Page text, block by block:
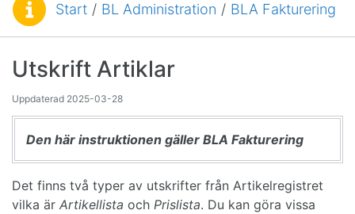
Du är här:Start / BL Administration / BLA Fakturering
Utskrift Artiklar
Uppdaterad 2025-03-28
Den här instruktionen gäller BLA Fakturering
Det finns två typer av utskrifter från Artikelregistret
vilka är Artikel­lista och Prislista. Du kan göra vissa